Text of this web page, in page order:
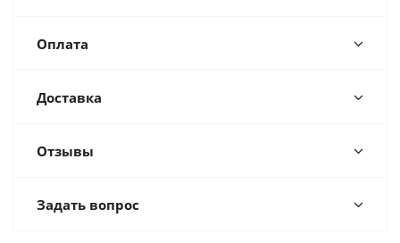
Оплата
Доставка
Отзывы
Задать вопрос